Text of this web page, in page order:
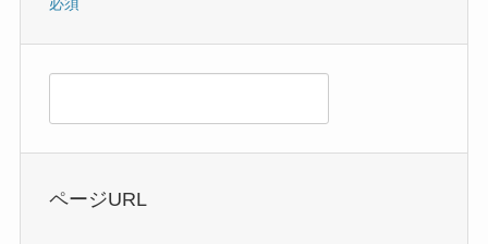
必須
ページURL